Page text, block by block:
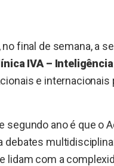
no final de semana, a
IVA –
e
segundo ano é que o
debates
lidam com a